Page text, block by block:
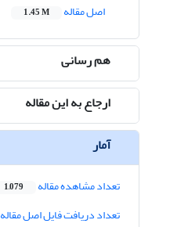
اصل مقاله
1.45 M
هم رسانی
ارجاع به این مقاله
آمار
تعداد مشاهده مقاله 1,079
تعداد دریافت فایل اصل مقاله